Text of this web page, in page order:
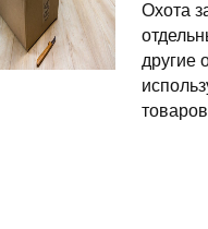
Охота
другие